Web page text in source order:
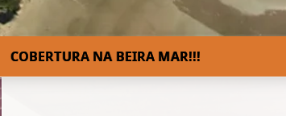
COBERTURA NA BEIRA MAR!!!